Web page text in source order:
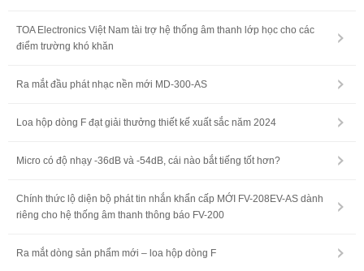
TOA Electronics Việt Nam tài trợ hệ thống âm thanh lớp học cho các
điểm trường khó khăn
Ra mắt đầu phát nhạc nền mới MD-300-AS
Loa hộp dòng F đạt giải thưởng thiết kế xuất sắc năm 2024
Micro có độ nhạy -36dB và -54dB, cái nào bắt tiếng tốt hơn?
Chính thức lộ diện bộ phát tin nhắn khẩn cấp MỚI FV-208EV-AS dành
riêng cho hệ thống âm thanh thông báo FV-200
Ra mắt dòng sản phẩm mới – loa hộp dòng F